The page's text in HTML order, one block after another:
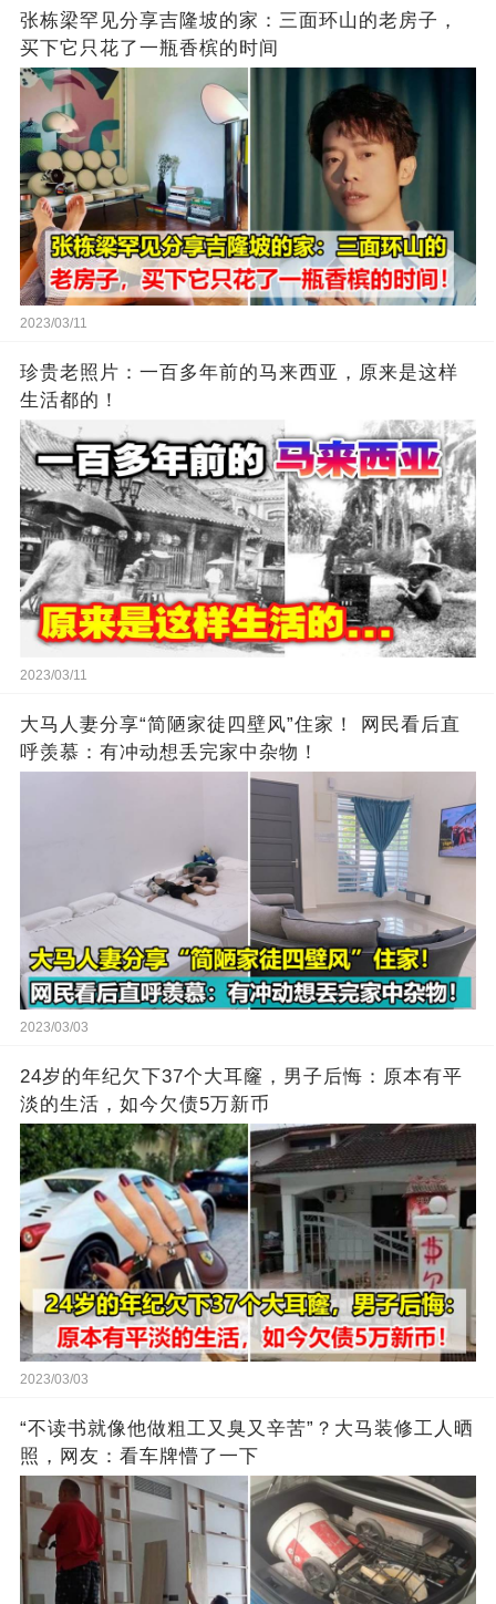
张栋梁罕见分享吉隆坡的家：三面环山的老房子，
买下它只花了一瓶香槟的时间
2023/03/11
珍贵老照片：一百多年前的马来西亚，原来是这样
生活都的！
2023/03/11
大马人妻分享“简陋家徒四壁风”住家！ 网民看后直
呼羡慕：有冲动想丢完家中杂物！
2023/03/03
24岁的年纪欠下37个大耳窿，男子后悔：原本有平
淡的生活，如今欠债5万新币
2023/03/03
“不读书就像他做粗工又臭又辛苦”？大马装修工人晒
照，网友：看车牌懵了一下